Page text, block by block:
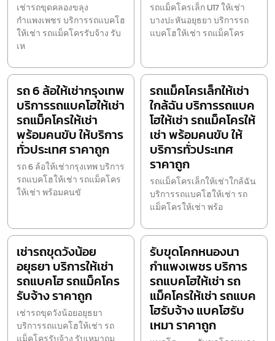
เช่ารถขุดคลองขลุง
กำแพงเพชร บริการรถแบคโฮ
ให้เช่า รถแม็คโครรับจ้าง รับ
เห
รถแม็คโครเล็ก U17 ให้เช่า
บางปะหันอยุธยา บริการรถ
แบคโฮให้เช่า รถแม็คโคร
รถ 6 ล้อให้เช่ากรุงเทพ
บริการรถแบคโฮให้เช่า
รถแม็คโครให้เช่า
พร้อมคนขับ ให้บริการ
ทั่วประเทศ ราคาถูก
รถ 6 ล้อให้เช่ากรุงเทพ บริการ
รถแบคโฮให้เช่า รถแม็คโคร
ให้เช่า พร้อมคนขั
รถแม็คโครเล็กให้เช่า
ใกล้ฉัน บริการรถแบค
โฮให้เช่า รถแม็คโครให้
เช่า พร้อมคนขับ ให้
บริการทั่วประเทศ
ราคาถูก
รถแม็คโครเล็กให้เช่าใกล้ฉัน
บริการรถแบคโฮให้เช่า รถ
แม็คโครให้เช่า พร้อ
เช่ารถขุดวังน้อย
อยุธยา บริการให้เช่า
รถแบคโฮ รถแม็คโคร
รับจ้าง ราคาถูก
เช่ารถขุดวังน้อยอยุธยา
บริการรถแบคโฮให้เช่า รถ
รับขุดโคกหนองนา
กำแพงเพชร บริการ
รถแบคโฮให้เช่า รถ
แม็คโครให้เช่า รถแบค
โฮรับจ้าง แบคโฮรับ
เหมา ราคาถูก